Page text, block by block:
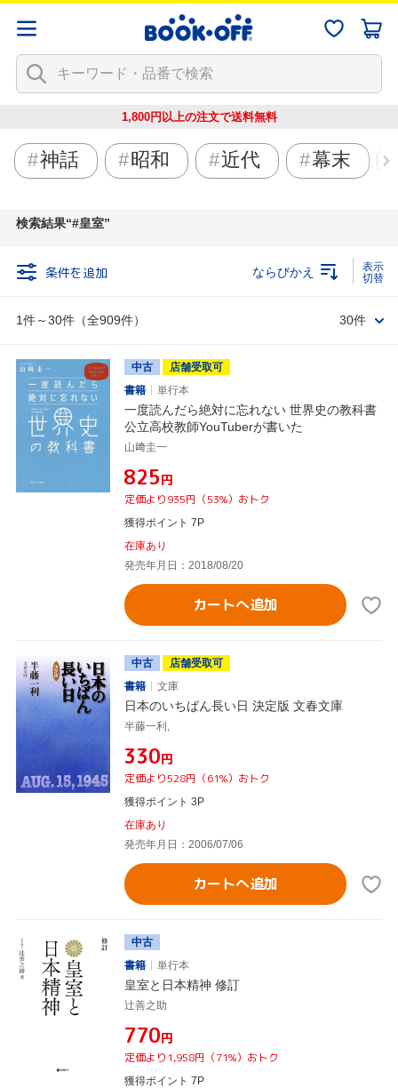
1,800円以上の注文で送料無料
神話 昭和 近代 幕末
検索結果 #皇室
条件を追加
1件～30件（全909件）
ならびかえ
30件
中古
店舗受取可
書籍
単行本
一度読んだら絶対に忘れない 世界史の教科書
公立高校教師YouTuberが書いた
山﨑圭一
¥825円
定価より935円（53%）おトク
獲得ポイント 7P
在庫あり
発売年月日：2018/08/20
カートへ追加
中古
店舗受取可
書籍
文庫
日本のいちばん長い日 決定版 文春文庫
半藤一利,
¥330円
定価より528円（61%）おトク
獲得ポイント 3P
在庫あり
発売年月日：2006/07/06
カートへ追加
中古
書籍
単行本
皇室と日本精神 修訂
辻善之助
¥770円
定価より1,958円（71%）おトク
獲得ポイント 7P